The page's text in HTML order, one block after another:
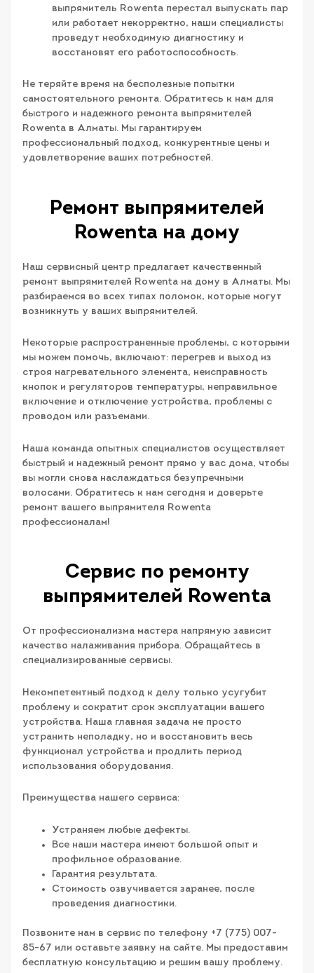
выпрямитель Rowenta перестал выпускать пар
или работает некорректно, наши специалисты
проведут необходимую диагностику и
восстановят его работоспособность.
Не теряйте время на бесполезные попытки
самостоятельного ремонта. Обратитесь к нам для
быстрого и надежного ремонта выпрямителей
Rowenta в Алматы. Мы гарантируем
профессиональный подход, конкурентные цены и
удовлетворение ваших потребностей.
Ремонт выпрямителей
Rowenta на дому
Наш сервисный центр предлагает качественный
ремонт выпрямителей Rowenta на дому в Алматы. Мы
разбираемся во всех типах поломок, которые могут
возникнуть у ваших выпрямителей.
Некоторые распространенные проблемы, с которыми
мы можем помочь, включают: перегрев и выход из
строя нагревательного элемента, неисправность
кнопок и регуляторов температуры, неправильное
включение и отключение устройства, проблемы с
проводом или разъемами.
Наша команда опытных специалистов осуществляет
быстрый и надежный ремонт прямо у вас дома, чтобы
вы могли снова наслаждаться безупречными
волосами. Обратитесь к нам сегодня и доверьте
ремонт вашего выпрямителя Rowenta
профессионалам!
Сервис по ремонту
выпрямителей Rowenta
От профессионализма мастера напрямую зависит
качество налаживания прибора. Обращайтесь в
специализированные сервисы.
Некомпетентный подход к делу только усугубит
проблему и сократит срок эксплуатации вашего
устройства. Наша главная задача не просто
устранить неполадку, но и восстановить весь
функционал устройства и продлить период
использования оборудования.
Преимущества нашего сервиса:
Устраняем любые дефекты.
Все наши мастера имеют большой опыт и
профильное образование.
Гарантия результата.
Стоимость озвучивается заранее, после
проведения диагностики.
Позвоните нам в сервис по телефону +7 (775) 007-
85-67 или оставьте заявку на сайте. Мы предоставим
бесплатную консультацию и решим вашу проблему.